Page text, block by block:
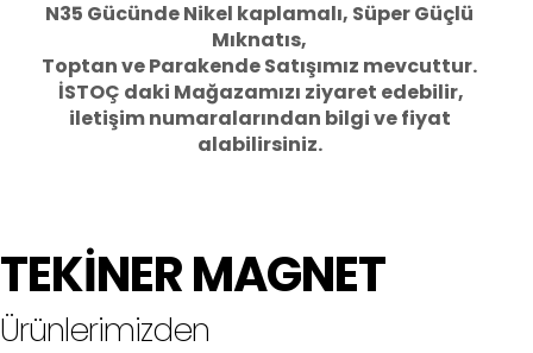
N35 Gücünde Nikel kaplamalı, Süper Güçlü
Mıknatıs,
Toptan ve Parakende Satışımız mevcuttur.
İSTOÇ daki Mağazamızı ziyaret edebilir,
iletişim numaralarından bilgi ve fiyat
alabilirsiniz.
TEKİNER MAGNET
Ürünlerimizden